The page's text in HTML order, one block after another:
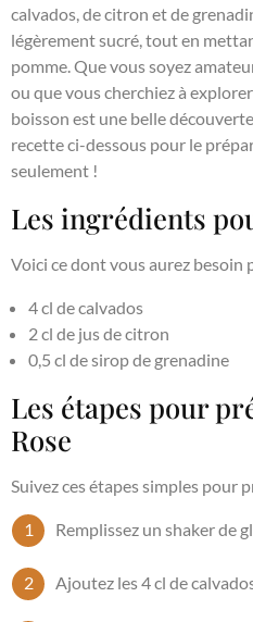
calvados, de citron et de
légèrement sucré, tout en
pomme. Que vous soyez
ou que vous cherchiez à
boisson est une belle
recette ci-dessous pour le
seulement !
Les ingrédients
Voici ce dont vous aurez besoin
4 cl de calvados
2 cl de jus de citron
0,5 cl de sirop de grenadine
Les étapes pour
Rose
Suivez ces étapes simples pour
Remplissez un shaker de
Ajoutez les 4 cl de